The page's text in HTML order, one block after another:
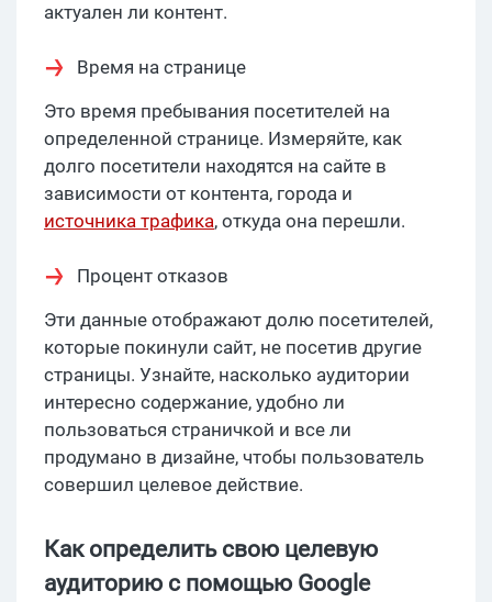
актуален ли контент.
Время на странице
Это время пребывания посетителей на
определенной странице. Измеряйте, как
долго посетители находятся на сайте в
зависимости от контента, города и
источника трафика, откуда она перешли.
Процент отказов
Эти данные отображают долю посетителей,
которые покинули сайт, не посетив другие
страницы. Узнайте, насколько аудитории
интересно содержание, удобно ли
пользоваться страничкой и все ли
продумано в дизайне, чтобы пользователь
совершил целевое действие.
Как определить свою целевую
аудиторию c помощью Google